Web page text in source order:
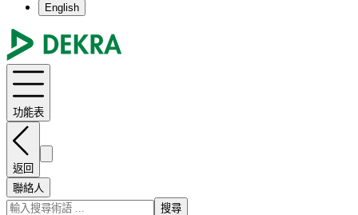
English
功能表
返回
聯絡人
搜尋